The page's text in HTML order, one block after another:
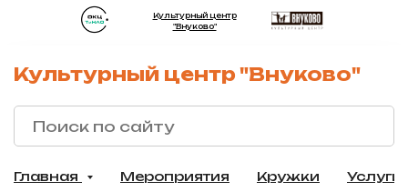
Культурный центр
"Внуково"
Культурный центр "Внуково"
Главная Мероприятия Кружки Услуги